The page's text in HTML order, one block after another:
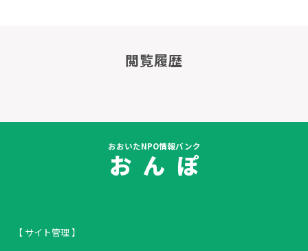
閲覧履歴
おおいたNPO情報バンク
お ん ぽ
【 サイト管理 】